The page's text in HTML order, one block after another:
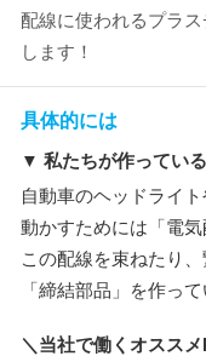
配線に使われるプラ
します！
具体的には
▼ 私たちが作ってい
自動車のヘッドライ
動かすためには「電気
この配線を束ねたり
「締結部品」を作っ
＼当社で働くオスス